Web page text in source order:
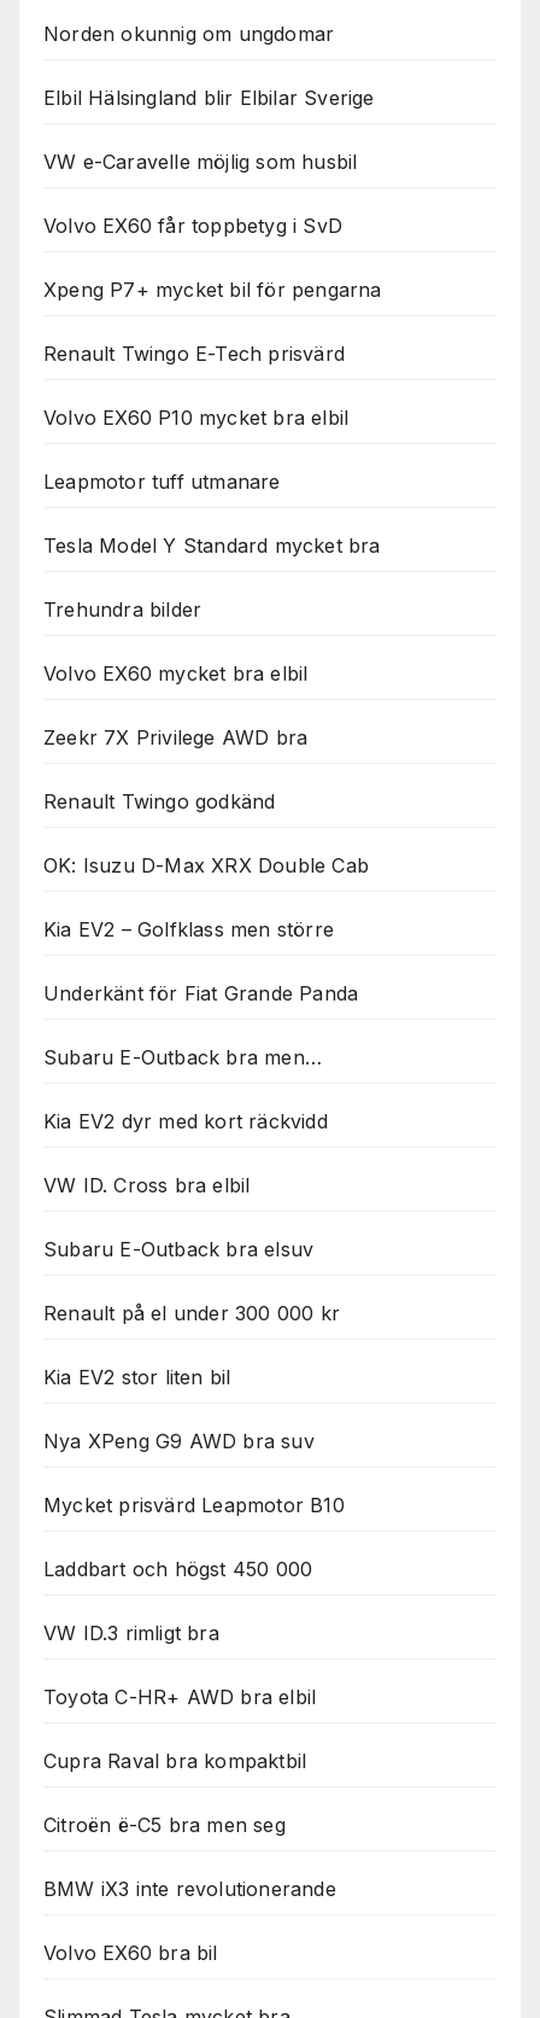
Norden okunnig om ungdomar
Elbil Hälsingland blir Elbilar Sverige
VW e-Caravelle möjlig som husbil
Volvo EX60 får toppbetyg i SvD
Xpeng P7+ mycket bil för pengarna
Renault Twingo E-Tech prisvärd
Volvo EX60 P10 mycket bra elbil
Leapmotor tuff utmanare
Tesla Model Y Standard mycket bra
Trehundra bilder
Volvo EX60 mycket bra elbil
Zeekr 7X Privilege AWD bra
Renault Twingo godkänd
OK: Isuzu D-Max XRX Double Cab
Kia EV2 – Golfklass men större
Underkänt för Fiat Grande Panda
Subaru E-Outback bra men…
Kia EV2 dyr med kort räckvidd
VW ID. Cross bra elbil
Subaru E-Outback bra elsuv
Renault på el under 300 000 kr
Kia EV2 stor liten bil
Nya XPeng G9 AWD bra suv
Mycket prisvärd Leapmotor B10
Laddbart och högst 450 000
VW ID.3 rimligt bra
Toyota C-HR+ AWD bra elbil
Cupra Raval bra kompaktbil
Citroën ë-C5 bra men seg
BMW iX3 inte revolutionerande
Volvo EX60 bra bil